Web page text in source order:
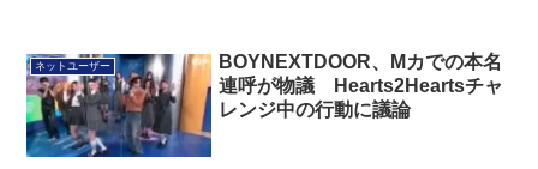
ネットユーザー
BOYNEXTDOOR、Mカでの本名
連呼が物議 Hearts2Heartsチャ
レンジ中の行動に議論